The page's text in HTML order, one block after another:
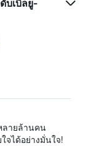
บเบิลยู-
ลายล้านคน
จได้อย่างมั่นใจ!